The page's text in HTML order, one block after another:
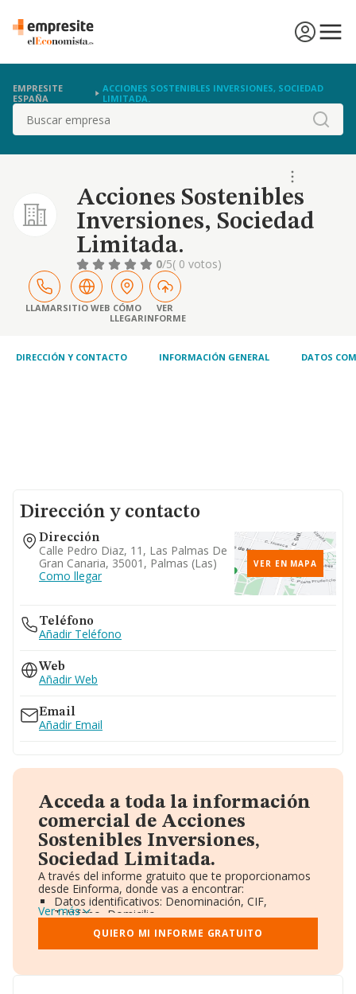
EMPRESITE
ESPAÑA
ACCIONES SOSTENIBLES INVERSIONES, SOCIEDAD
LIMITADA.
Buscar
Acciones Sostenibles
Inversiones, Sociedad
Limitada.
0/5( 0 votos)
LLAMARSITIO WEB CÓMO
LLEGAR
VER
INFORME
DIRECCIÓN Y CONTACTO INFORMACIÓN GENERAL DATOS
Dirección y contacto
Dirección
Calle Pedro Diaz, 11, Las Palmas De
Gran Canaria, 35001, Palmas (las)
Como llegar
VER EN MAPA
Teléfono
Añadir Teléfono
Web
Añadir Web
Email
Añadir Email
Acceda a toda la información
comercial de Acciones
Sostenibles Inversiones,
Sociedad Limitada.
A través del informe gratuito que te proporcionamos
desde Einforma, donde vas a encontrar:
Datos identificativos: Denominación, CIF,
Teléfono, Domicilio.
Informe Mercantil Completo (BORME).
Gráficos de Evolución Ventas y Empleados.
Consejo de Administración y Administradores.
Accionistas.
Ver más
QUIERO MI INFORME GRATUITO